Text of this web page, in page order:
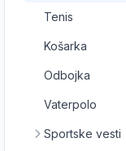
Tenis
Košarka
Odbojka
Vaterpolo
Sportske vesti